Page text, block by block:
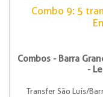
Combo 9: 5
Combos - Barra
-
Transfer São Luís/